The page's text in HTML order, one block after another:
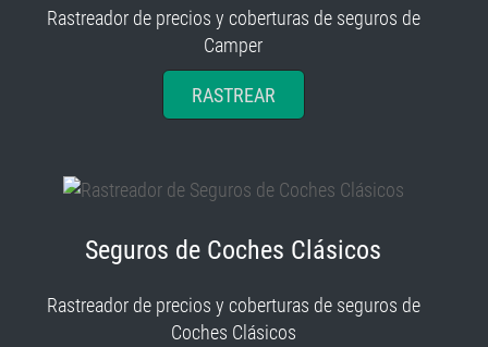
Rastreador de precios y coberturas de seguros de
Camper
RASTREAR
Seguros de Coches Clásicos
Rastreador de precios y coberturas de seguros de
Coches Clásicos